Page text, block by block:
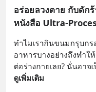
อร่อยลวงตาย กับดัก
หนังสือ Ultra-
ทำไมเรากินขนมกรุบก
อาหารบางอย่างถึงทำใ
ต่อร่างกายเลย? นั่นอาจ
ดูเพิ่มเติม